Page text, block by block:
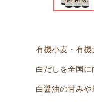
有機小麦・有機
白だしを全国
白醤油の甘みや